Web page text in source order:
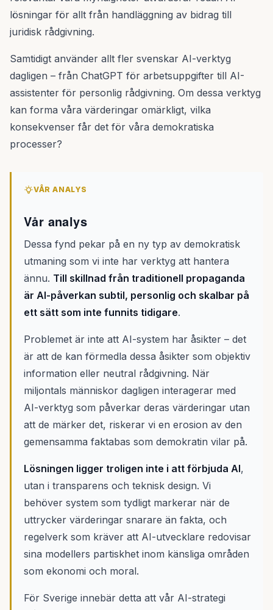
lösningar för allt från handläggning av bidrag till
juridisk rådgivning.
Samtidigt använder allt fler svenskar AI-verktyg
dagligen – från ChatGPT för arbetsuppgifter till AI-
assistenter för personlig rådgivning. Om dessa verktyg
kan forma våra värderingar omärkligt, vilka
konsekvenser får det för våra demokratiska
processer?
VÅR ANALYS
Vår analys
Dessa fynd pekar på en ny typ av demokratisk
utmaning som vi inte har verktyg att hantera
ännu. Till skillnad från traditionell propaganda
är AI-påverkan subtil, personlig och skalbar på
ett sätt som inte funnits tidigare.
Problemet är inte att AI-system har åsikter – det
är att de kan förmedla dessa åsikter som objektiv
information eller neutral rådgivning. När
miljontals människor dagligen interagerar med
AI-verktyg som påverkar deras värderingar utan
att de märker det, riskerar vi en erosion av den
gemensamma faktabas som demokratin vilar på.
Lösningen ligger troligen inte i att förbjuda AI,
utan i transparens och teknisk design. Vi
behöver system som tydligt markerar när de
uttrycker värderingar snarare än fakta, och
regelverk som kräver att AI-utvecklare redovisar
sina modellers partiskhet inom känsliga områden
som ekonomi och moral.
För Sverige innebär detta att vår AI-strategi